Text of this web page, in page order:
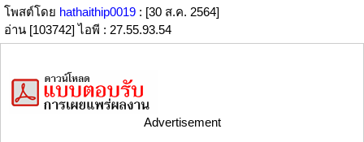
โพสต์โดย hathaithip0019 : [30 ส.ค. 2564]
อ่าน [103742] ไอพี : 27.55.93.54
Advertisement